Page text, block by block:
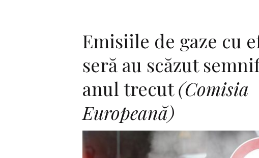
Emisiile de gaze cu
seră au scăzut
anul trecut(Comisia
Europeană)